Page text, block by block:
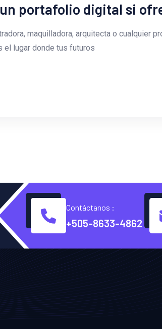
portafolio digital si
maquilladora, arquitecta o cualquier
el lugar donde tus futuros
Contáctanos :
+505-8633-4862